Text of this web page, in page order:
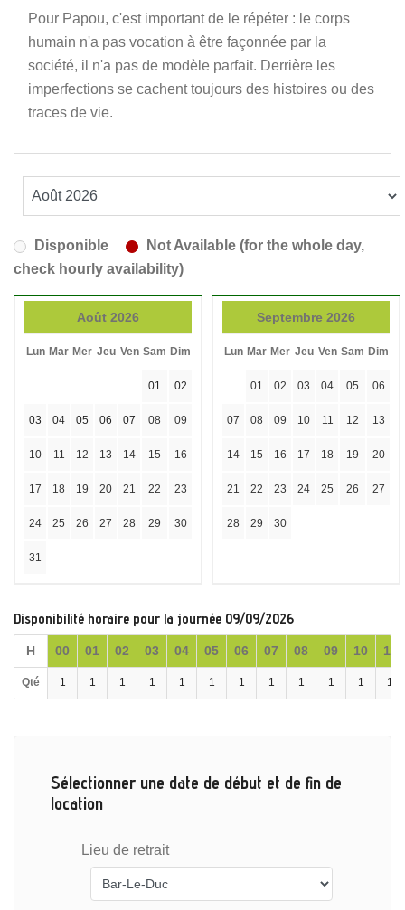
Pour Papou, c'est important de le répéter : le corps
humain n'a pas vocation à être façonnée par la
société, il n'a pas de modèle parfait. Derrière les
imperfections se cachent toujours des histoires ou des
traces de vie.
Disponible
Not Available (for the whole day,
check hourly availability)
Août 2026
Lun Mar Mer Jeu Ven Sam Dim
01 02
03 04 05 06 07 08 09
10 11 12 13 14 15 16
17 18 19 20 21 22 23
24 25 26 27 28 29 30
31
Septembre 2026
Lun Mar Mer Jeu Ven Sam Dim
01 02 03 04 05 06
07 08 09 10 11 12 13
14 15 16 17 18 19 20
21 22 23 24 25 26 27
28 29 30
Disponibilité horaire pour la journée 09/09/2026
H 00 01 02 03 04 05 06 07 08 09 10 11
Qté 1 1 1 1 1 1 1 1 1 1 1 1
Sélectionner une date de début et de fin de
location
Lieu de retrait